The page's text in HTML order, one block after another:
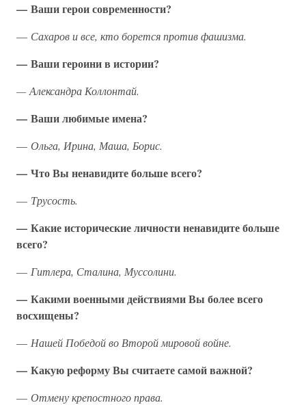
— Ваши герои современности?
— Сахаров и все, кто борется против фашизма.
— Ваши героини в истории?
— Александра Коллонтай.
— Ваши любимые имена?
— Ольга, Ирина, Маша, Борис.
— Что Вы ненавидите больше всего?
— Трусость.
— Какие исторические личности ненавидите больше
всего?
— Гитлера, Сталина, Муссолини.
— Какими военными действиями Вы более всего
восхищены?
— Нашей Победой во Второй мировой войне.
— Какую реформу Вы считаете самой важной?
— Отмену крепостного права.